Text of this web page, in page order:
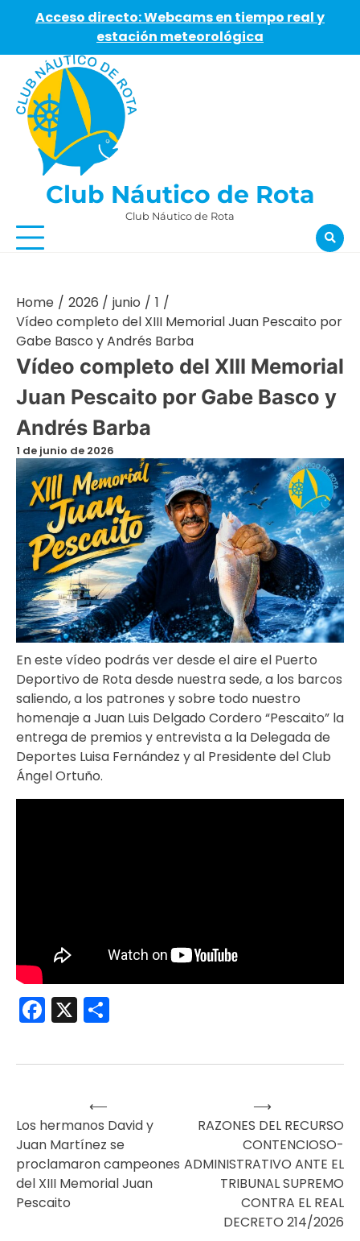
Acceso directo: Webcams en tiempo real y
estación meteorológica
content
Club Náutico de Rota
Club Náutico de Rota
Home 2026 junio
1
Vídeo completo del XIII Memorial Juan Pescaito por
Gabe Basco y Andrés Barba
Vídeo completo del XIII Memorial
Juan Pescaito por Gabe Basco y
Andrés Barba
1 de junio de 2026
En este vídeo podrás ver desde el aire el Puerto
Deportivo de Rota desde nuestra sede, a los barcos
saliendo, a los patrones y sobre todo nuestro
homenaje a Juan Luis Delgado Cordero “Pescaito” la
entrega de premios y entrevista a la Delegada de
Deportes Luisa Fernández y al Presidente del Club
Ángel Ortuño.
Facebook
X
Navegación
de
entradas
⟵
Los hermanos David y
Juan Martínez se
proclamaron campeones
del XIII Memorial Juan
Pescaito
RAZONES DEL RECURSO
CONTENCIOSO-
ADMINISTRATIVO ANTE EL
TRIBUNAL SUPREMO
CONTRA EL REAL
DECRETO 214/2026
⟶